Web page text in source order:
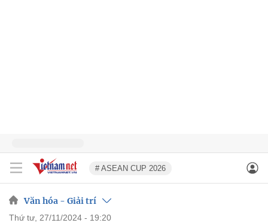
# ASEAN CUP 2026
Văn hóa - Giải trí
thứ tư, 27/11/2024 - 19:20